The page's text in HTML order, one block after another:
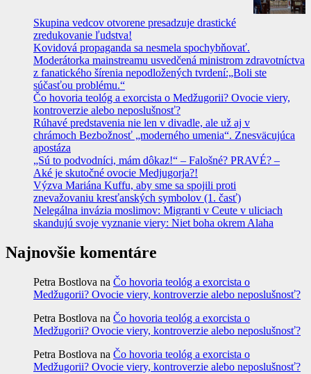
Skupina vedcov otvorene presadzuje drastické
zredukovanie ľudstva!
Kovidová propaganda sa nesmela spochybňovať.
Moderátorka mainstreamu usvedčená ministrom zdravotníctva
z fanatického šírenia nepodložených tvrdení:„Boli ste
súčasťou problému.“
Čo hovoria teológ a exorcista o Medžugorii? Ovocie viery,
kontroverzie alebo neposlušnosť?
Rúhavé predstavenia nie len v divadle, ale už aj v
chrámoch Bezbožnosť „moderného umenia“. Znesväcujúca
apostáza
„Sú to podvodníci, mám dôkaz!“ – Falošné? PRAVÉ? –
Aké je skutočné ovocie Medjugorja?!
Výzva Mariána Kuffu, aby sme sa spojili proti
znevažovaniu kresťanských symbolov (1. časť)
Nelegálna invázia moslimov: Migranti v Ceute v uliciach
skandujú svoje vyznanie viery: Niet boha okrem Alaha
Najnovšie komentáre
Petra Bostlova na Čo hovoria teológ a exorcista o
Medžugorii? Ovocie viery, kontroverzie alebo neposlušnosť?
Petra Bostlova na Čo hovoria teológ a exorcista o
Medžugorii? Ovocie viery, kontroverzie alebo neposlušnosť?
Petra Bostlova na Čo hovoria teológ a exorcista o
Medžugorii? Ovocie viery, kontroverzie alebo neposlušnosť?